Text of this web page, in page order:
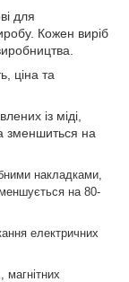
для
Кожен виріб
ціна та
із міді,
зменшиться на
накладками,
на 80-
електричних